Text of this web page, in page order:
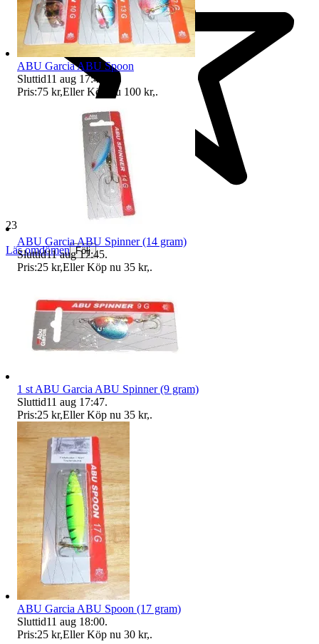
23 714 omdömen
Läs omdömen Följ
ABU Garcia ABU Spoon
Sluttid11 aug 17:44
Pris:75 kr,Eller Köp nu 100 kr,.
ABU Garcia ABU Spinner (14 gram)
Sluttid11 aug 17:45.
Pris:25 kr,Eller Köp nu 35 kr,.
1 st ABU Garcia ABU Spinner (9 gram)
Sluttid11 aug 17:47.
Pris:25 kr,Eller Köp nu 35 kr,.
ABU Garcia ABU Spoon (17 gram)
Sluttid11 aug 18:00.
Pris:25 kr,Eller Köp nu 30 kr,.